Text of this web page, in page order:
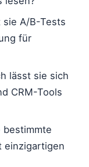
A/B-Tests
für
lässt sie sich
CRM-Tools
bestimmte
einzigartigen